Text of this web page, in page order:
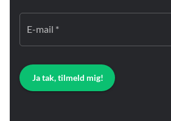
E-mail *
Ja tak, tilmeld mig!